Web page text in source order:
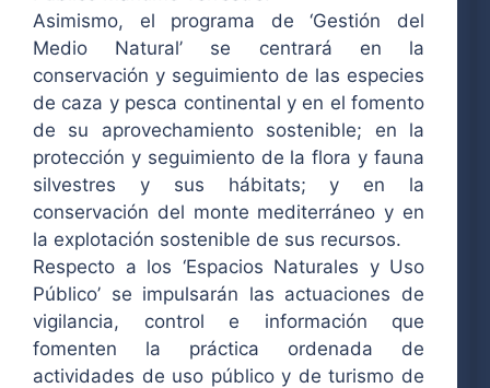
Asimismo, el programa de ‘Gestión del
Medio Natural’ se centrará en la
conservación y seguimiento de las especies
de caza y pesca continental y en el fomento
de su aprovechamiento sostenible; en la
protección y seguimiento de la flora y fauna
silvestres y sus hábitats; y en la
conservación del monte mediterráneo y en
la explotación sostenible de sus recursos.
Respecto a los ‘Espacios Naturales y Uso
Público’ se impulsarán las actuaciones de
vigilancia, control e información que
fomenten la práctica ordenada de
actividades de uso público y de turismo de